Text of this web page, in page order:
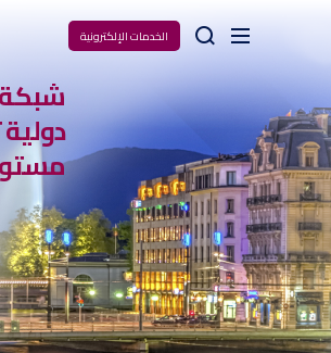
الخدمات الإلكترونية Arama